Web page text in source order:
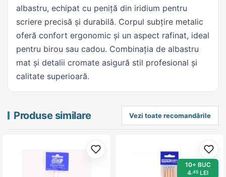
albastru, echipat cu peniță din iridium pentru
scriere precisă și durabilă. Corpul subțire metalic
oferă confort ergonomic și un aspect rafinat, ideal
pentru birou sau cadou. Combinația de albastru
mat și detalii cromate asigură stil profesional și
calitate superioară.
Produse similare Vezi toate recomandările
Adaugă la favorite
10+ BUC
4,45 LEI